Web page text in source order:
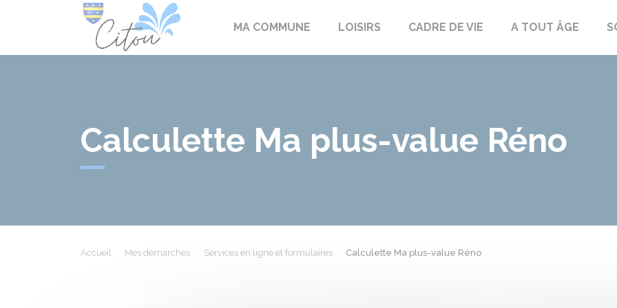
MA COMMUNE LOISIRS CADRE DE VIE A TOUT ÂGE
Calculette Ma plus-value Réno
Accueil Mes démarches Services en ligne et formulaires Calculette Ma plus-value Réno